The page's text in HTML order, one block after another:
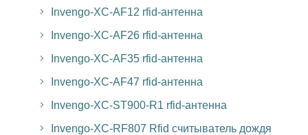
Invengo-XC-AF12 rfid-антенна
Invengo-XC-AF26 rfid-антенна
Invengo-XC-AF35 rfid-антенна
Invengo-XC-AF47 rfid-антенна
Invengo-XC-ST900-R1 rfid-антенна
Invengo-XC-RF807 Rfid считыватель дождя